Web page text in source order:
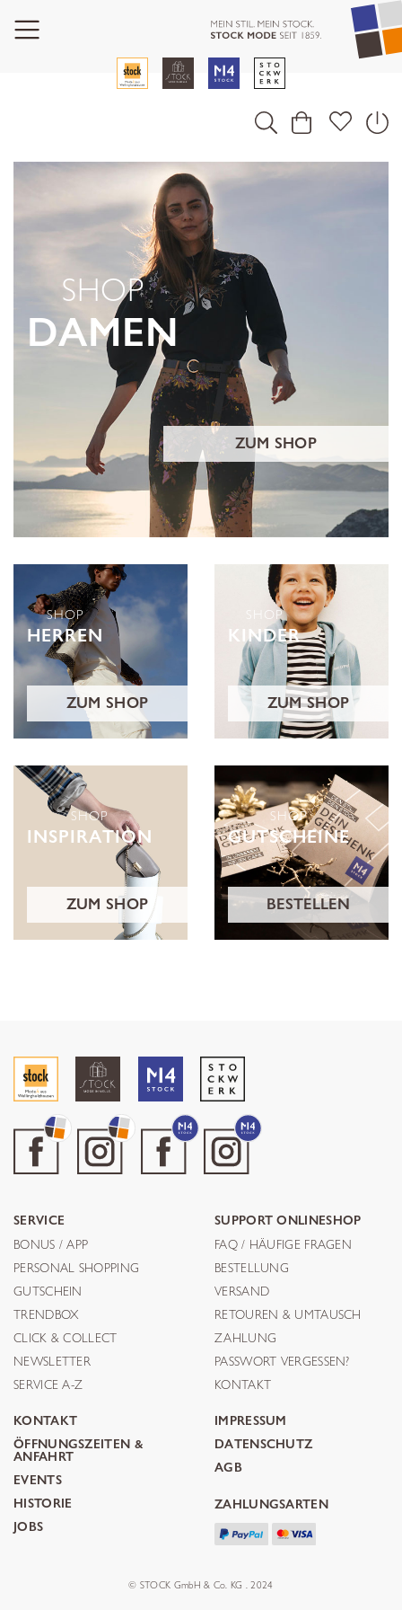
SHOP
DAMEN
ZUM SHOP
SHOP
HERREN
ZUM SHOP
SHOP
KINDER
ZUM SHOP
SHOP
INSPIRATION
ZUM SHOP
SHOP
GUTSCHEINE
BESTELLEN
SERVICE
BONUS / APP
PERSONAL SHOPPING
GUTSCHEIN
TRENDBOX
CLICK & COLLECT
NEWSLETTER
SERVICE A-Z
SUPPORT ONLINESHOP
FAQ / HÄUFIGE FRAGEN
BESTELLUNG
VERSAND
RETOUREN & UMTAUSCH
ZAHLUNG
PASSWORT VERGESSEN?
KONTAKT
KONTAKT
ÖFFNUNGSZEITEN &
ANFAHRT
EVENTS
HISTORIE
JOBS
IMPRESSUM
DATENSCHUTZ
AGB
ZAHLUNGSARTEN
© STOCK GmbH & Co. KG . 2024